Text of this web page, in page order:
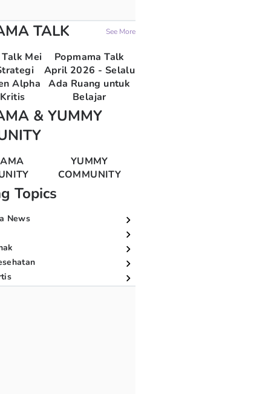
TALK See More
Mei
Alpha
Popmama Talk
April 2026 - Selalu
Ada Ruang untuk
Belajar
& YUMMY
YUMMY
COMMUNITY
Topics
News